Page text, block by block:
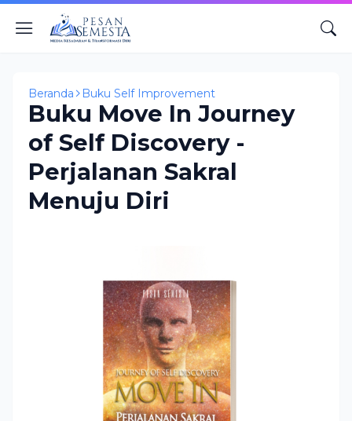
Beranda Buku Self Improvement
Buku Move In Journey
of Self Discovery -
Perjalanan Sakral
Menuju Diri